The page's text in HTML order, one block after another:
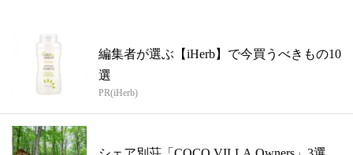
編集者が選ぶ【iHerb】で今買うべきもの10
選
PR(iHerb)